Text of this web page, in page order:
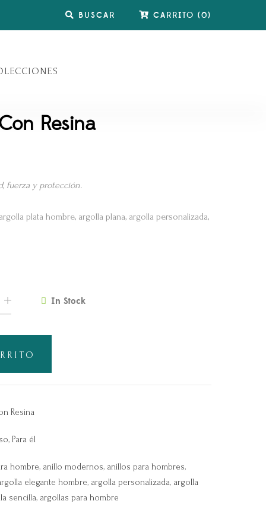
BUSCAR CARRITO (0)
Resina
fuerza y protección.
plata hombre, argolla plana, argolla personalizada,
In Stock
Resina
, Para él
hombre, anillo modernos, anillos para hombres,
elegante hombre, argolla personalizada, argolla
sencilla, argollas para hombre